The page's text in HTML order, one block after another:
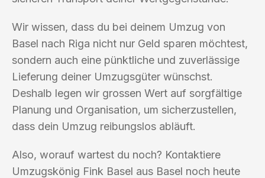
Wir wissen, dass du bei deinem Umzug von
Basel nach Riga nicht nur Geld sparen möchtest,
sondern auch eine pünktliche und zuverlässige
Lieferung deiner Umzugsgüter wünschst.
Deshalb legen wir grossen Wert auf sorgfältige
Planung und Organisation, um sicherzustellen,
dass dein Umzug reibungslos abläuft.
Also, worauf wartest du noch? Kontaktiere
Umzugskönig Fink Basel aus Basel noch heute